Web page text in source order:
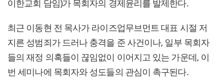
이한교회 담임)가 목회자의 경제윤리를 발제한다.
최근 이동현 전 목사가 라이즈업무브먼트 대표 시절 저
지른 성범죄가 드러나 충격을 준 사건이나, 일부 목회자
들의 재정 의혹들이 끊임없이 이어지고 있는 가운데, 이
번 세미나에 목회자와 성도들의 관심이 촉구된다.